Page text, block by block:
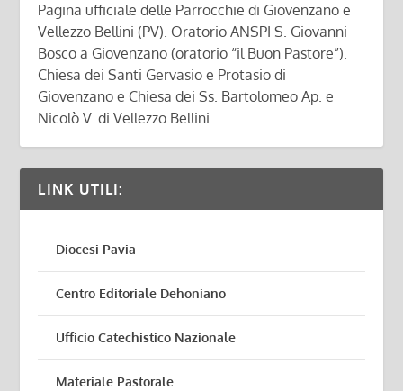
Pagina ufficiale delle Parrocchie di Giovenzano e
Vellezzo Bellini (PV). Oratorio ANSPI S. Giovanni
Bosco a Giovenzano (oratorio “il Buon Pastore”).
Chiesa dei Santi Gervasio e Protasio di
Giovenzano e Chiesa dei Ss. Bartolomeo Ap. e
Nicolò V. di Vellezzo Bellini.
LINK UTILI:
Diocesi Pavia
Centro Editoriale Dehoniano
Ufficio Catechistico Nazionale
Materiale Pastorale